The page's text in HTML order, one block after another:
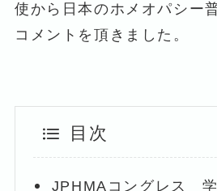
使から日本のホメオパシー
コメントを頂きました。
目次
JPHMAコングレス